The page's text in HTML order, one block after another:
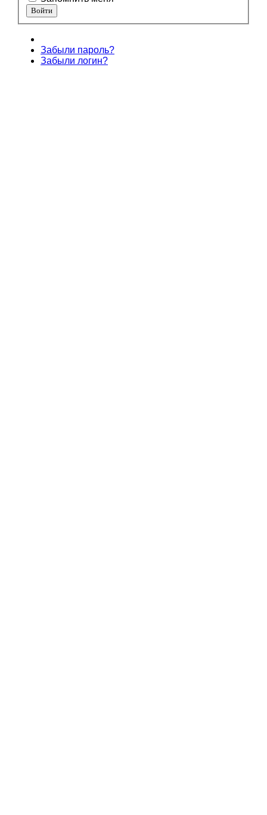
Забыли пароль?
Забыли логин?